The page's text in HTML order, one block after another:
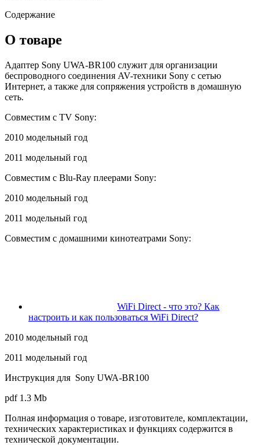
Содержание
О товаре
Адаптер Sony UWA-BR100 служит для организации
беспроводного соединения AV-техники Sony с сетью
Интернет, а также для сопряжения устройств в домашную
сеть.
Совместим с TV Sony:
2010 модельный год
2011 модельный год
Совместим с Blu-Ray плеерами Sony:
2010 модельный год
2011 модельный год
Совместим с домашними кинотеатрами Sony:
WiFi Direct - что это? Как
настроить и как пользоваться WiFi Direct?
2010 модельный год
2011 модельный год
Инструкция для Sony UWA-BR100
pdf 1.3 Mb
Полная информация о товаре, изготовителе, комплектации,
технических характеристиках и функциях содержится в
технической документации.